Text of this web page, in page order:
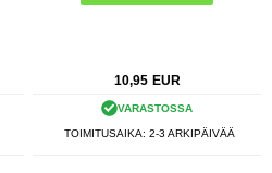
10,95 EUR
VARASTOSSA
TOIMITUSAIKA: 2-3 ARKIPÄIVÄÄ